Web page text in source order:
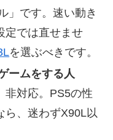
」です。速い動き
定では直せませ
を選ぶべきです。
ームをする人
対応。PS5の性
ら、迷わずX90L以